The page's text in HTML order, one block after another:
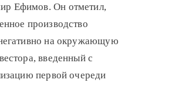
Ефимов. Он отметил,
производство
на окружающую
введенный с
первой очереди